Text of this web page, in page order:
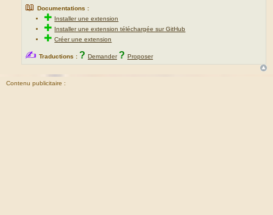
📖 Documentations :
✚ Installer une extension
✚ Installer une extension téléchargée sur GitHub
✚Créer une extension
✍ Traductions : ? Demander ? Proposer
Contenu publicitaire :